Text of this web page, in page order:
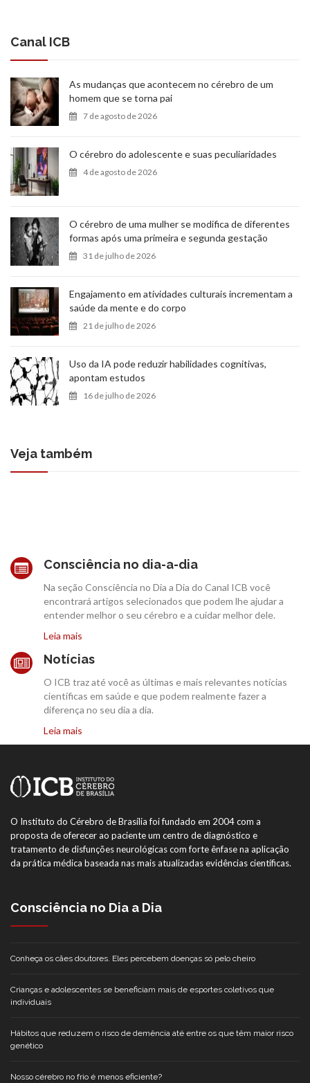
Canal ICB
As mudanças que acontecem no cérebro de um
homem que se torna pai
7 de agosto de 2026
O cérebro do adolescente e suas peculiaridades
4 de agosto de 2026
O cérebro de uma mulher se modifica de diferentes
formas após uma primeira e segunda gestação
31 de julho de 2026
Engajamento em atividades culturais incrementam a
saúde da mente e do corpo
21 de julho de 2026
Uso da IA pode reduzir habilidades cognitivas,
apontam estudos
16 de julho de 2026
Veja também
Consciência no dia-a-dia
Na seção Consciência no Dia a Dia do Canal ICB você
encontrará artigos selecionados que podem lhe ajudar a
entender melhor o seu cérebro e a cuidar melhor dele.
Leia mais
Notícias
O ICB traz até você as últimas e mais relevantes notícias
científicas em saúde e que podem realmente fazer a
diferença no seu dia a dia.
Leia mais
O Instituto do Cérebro de Brasília foi fundado em 2004 com a
proposta de oferecer ao paciente um centro de diagnóstico e
tratamento de disfunções neurológicas com forte ênfase na aplicação
da prática médica baseada nas mais atualizadas evidências científicas.
Consciência no Dia a Dia
Conheça os cães doutores. Eles percebem doenças só pelo cheiro
Crianças e adolescentes se beneficiam mais de esportes coletivos que
individuais
Hábitos que reduzem o risco de demência até entre os que têm maior risco
genético
Nosso cérebro no frio é menos eficiente?